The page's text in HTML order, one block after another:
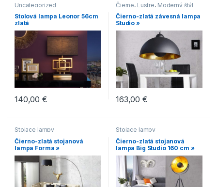
Uncategorized
Stolová lampa Leonor 56cm
zlatá
140,00€
Čierne, Lustre, Moderný štýl
Čierno-zlatá závesná lampa
Studio »
163,00€
Stojace lampy
Čierno-zlatá stojanová
lampa Forma »
Stojace lampy
Čierno-zlatá stojanová
lampa Big Studio 160 cm »